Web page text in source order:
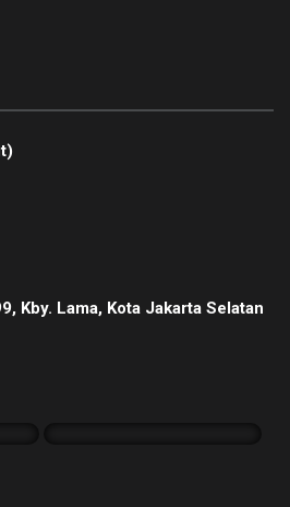
Kby. Lama, Kota Jakarta Selatan